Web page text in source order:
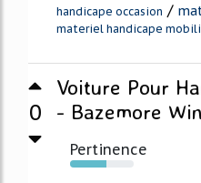
handicape occasion /
materiel handicape
0
Voiture Pour
- Bazemore
Pertinence
57%